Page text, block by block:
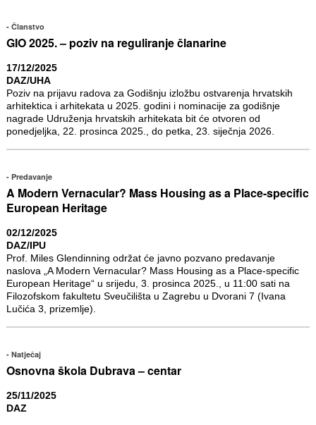
Članstvo
GIO 2025. – poziv na reguliranje članarine
17/12/2025
DAZ/UHA
Poziv na prijavu radova za Godišnju izložbu ostvarenja hrvatskih
arhitektica i arhitekata u 2025. godini i nominacije za godišnje
nagrade Udruženja hrvatskih arhitekata bit će otvoren od
ponedjeljka, 22. prosinca 2025., do petka, 23. siječnja 2026.
Predavanje
A Modern Vernacular? Mass Housing as a Place-specific
European Heritage
02/12/2025
DAZ/IPU
Prof. Miles Glendinning održat će javno pozvano predavanje
naslova „A Modern Vernacular? Mass Housing as a Place-specific
European Heritage“ u srijedu, 3. prosinca 2025., u 11:00 sati na
Filozofskom fakultetu Sveučilišta u Zagrebu u Dvorani 7 (Ivana
Lučića 3, prizemlje).
Natječaj
Osnovna škola Dubrava – centar
25/11/2025
DAZ